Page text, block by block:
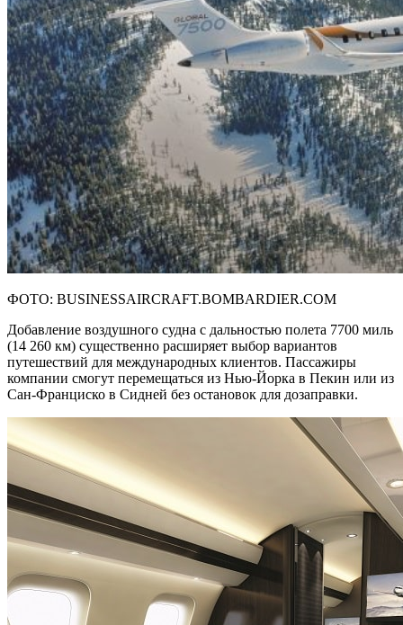
ФОТО: BUSINESSAIRCRAFT.BOMBARDIER.COM
Добавление воздушного судна с дальностью полета 7700 миль
(14 260 км) существенно расширяет выбор вариантов
путешествий для международных клиентов. Пассажиры
компании смогут перемещаться из Нью-Йорка в Пекин или из
Сан-Франциско в Сидней без остановок для дозаправки.